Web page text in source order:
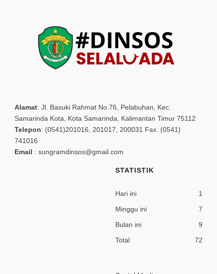
Alamat: Jl. Basuki Rahmat No.76, Pelabuhan, Kec.
Samarinda Kota, Kota Samarinda, Kalimantan Timur 75112
Telepon: (0541)201016, 201017, 200031 Fax. (0541)
741016
Email : sungramdinsos@gmail.com
STATISTIK
Hari ini
1
Minggu ini
7
Bulan ini
9
Total
72